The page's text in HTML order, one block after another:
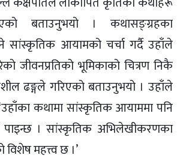
बताउनुभयो । कथासङ्ग्रहका
सांस्कृतिक आयामको चर्चा गर्दै उहाँले
जीवनप्रतिको भूमिकाको चित्रण निकै
ढङ्गले गरिएको बताउनुभयो । उहाँले
कथामा सांस्कृतिक आयाममा पनि
पाइन्छ । सांस्कृतिक अभिलेखीकरणका
विशेष महत्त्व छ ।’